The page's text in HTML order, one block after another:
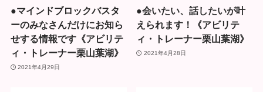
●マインドブロックバスタ
ーのみなさんだけにお知ら
せする情報です《アビリテ
ィ・トレーナー栗山葉湖》
2021年4月29日
●会いたい、話したいが叶
えられます！《アビリテ
ィ・トレーナー栗山葉湖》
2021年4月28日